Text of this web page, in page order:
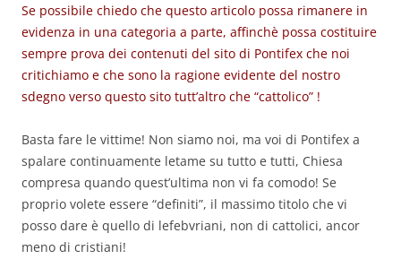
Se possibile chiedo che questo articolo possa rimanere in
evidenza in una categoria a parte, affinchè possa costituire
sempre prova dei contenuti del sito di Pontifex che noi
critichiamo e che sono la ragione evidente del nostro
sdegno verso questo sito tutt’altro che “cattolico” !
Basta fare le vittime! Non siamo noi, ma voi di Pontifex a
spalare continuamente letame su tutto e tutti, Chiesa
compresa quando quest’ultima non vi fa comodo! Se
proprio volete essere “definiti”, il massimo titolo che vi
posso dare è quello di lefebvriani, non di cattolici, ancor
meno di cristiani!